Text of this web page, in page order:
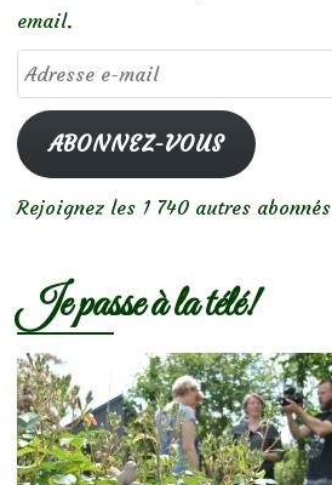
email.
Adresse
e-
mailABONNEZ-VOUS
Rejoignez les 1 740 autres abonnés
Je passe à la télé!